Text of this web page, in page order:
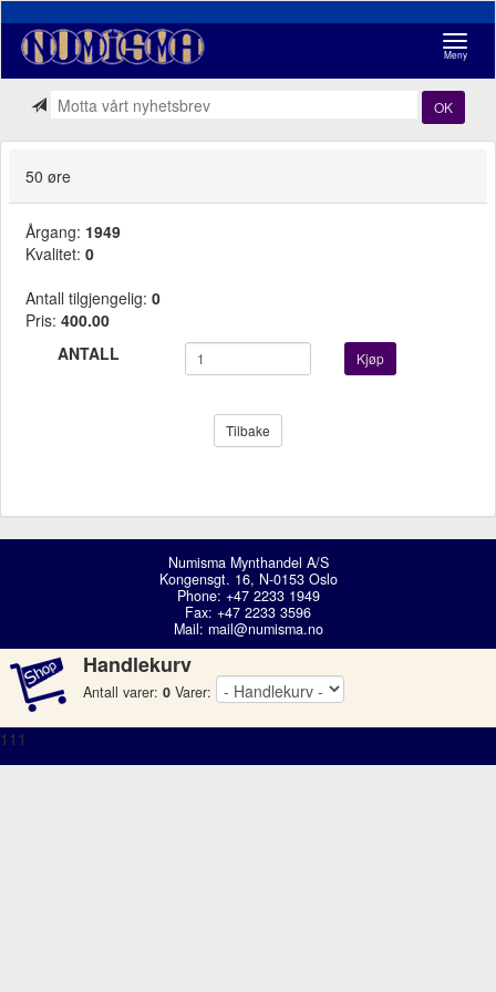
Meny
OK
50 øre
Årgang: 1949
Kvalitet: 0
Antall tilgjengelig: 0
Pris: 400.00
ANTALL
Kjøp
Tilbake
Numisma Mynthandel A/S
Kongensgt. 16, N-0153 Oslo
Phone: +47 2233 1949
Fax: +47 2233 3596
Mail: mail@numisma.no
Handlekurv
Antall varer: 0 Varer:
111